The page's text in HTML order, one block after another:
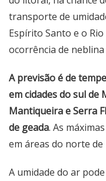
transporte de
Espírito Santo e o
ocorrência de
A previsão é de
em cidades do sul de
Mantiqueira e Serra
de geada. As
em áreas do norte de
A umidade do ar